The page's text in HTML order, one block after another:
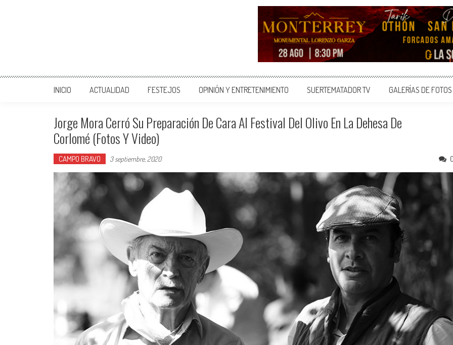
INICIO ACTUALIDAD FESTEJOS OPINIÓN Y ENTRETENIMIENTO SUERTEMATADOR TV GALERÍAS DE FOTOS
Jorge Mora Cerró Su Preparación De Cara Al Festival Del Olivo En La Dehesa De
Corlomé (Fotos Y Video)
CAMPO BRAVO 3 septiembre, 2020